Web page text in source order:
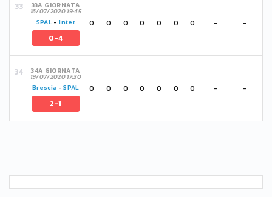
33A GIORNATA
16/07/2020 19:45
SPAL -Inter
0-4
0 0 0 0 0 0 0 - -
34A GIORNATA
19/07/2020 17:30
Brescia -SPAL
2-1
0 0 0 0 0 0 0 - -